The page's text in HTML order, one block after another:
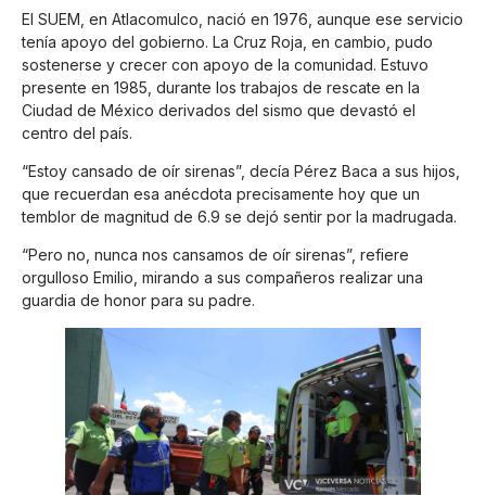
El SUEM, en Atlacomulco, nació en 1976, aunque ese servicio
tenía apoyo del gobierno. La Cruz Roja, en cambio, pudo
sostenerse y crecer con apoyo de la comunidad. Estuvo
presente en 1985, durante los trabajos de rescate en la
Ciudad de México derivados del sismo que devastó el
centro del país.
“Estoy cansado de oír sirenas”, decía Pérez Baca a sus hijos,
que recuerdan esa anécdota precisamente hoy que un
temblor de magnitud de 6.9 se dejó sentir por la madrugada.
“Pero no, nunca nos cansamos de oír sirenas”, refiere
orgulloso Emilio, mirando a sus compañeros realizar una
guardia de honor para su padre.